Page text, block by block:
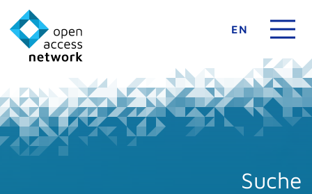
EN
Suche